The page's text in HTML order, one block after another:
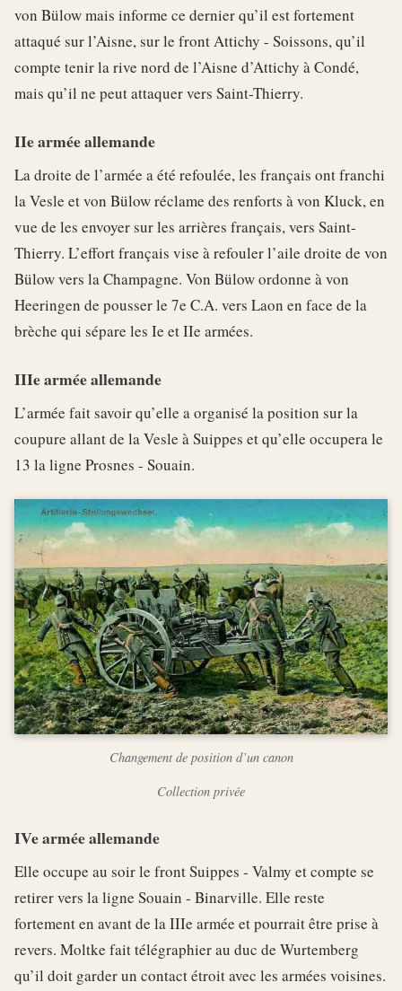
von Bülow mais informe ce dernier qu’il est fortement
attaqué sur l’Aisne, sur le front Attichy - Soissons, qu’il
compte tenir la rive nord de l’Aisne d’Attichy à Condé,
mais qu’il ne peut attaquer vers Saint-Thierry.
IIe armée allemande
La droite de l’armée a été refoulée, les français ont franchi
la Vesle et von Bülow réclame des renforts à von Kluck, en
vue de les envoyer sur les arrières français, vers Saint-
Thierry. L’effort français vise à refouler l’aile droite de von
Bülow vers la Champagne. Von Bülow ordonne à von
Heeringen de pousser le 7e C.A. vers Laon en face de la
brèche qui sépare les Ie et IIe armées.
IIIe armée allemande
L’armée fait savoir qu’elle a organisé la position sur la
coupure allant de la Vesle à Suippes et qu’elle occupera le
13 la ligne Prosnes - Souain.
Changement de position d’un canon
Collection privée
IVe armée allemande
Elle occupe au soir le front Suippes - Valmy et compte se
retirer vers la ligne Souain - Binarville. Elle reste
fortement en avant de la IIIe armée et pourrait être prise à
revers. Moltke fait télégraphier au duc de Wurtemberg
qu’il doit garder un contact étroit avec les armées voisines.